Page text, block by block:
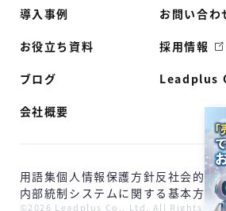
導入事例
お役立ち資料
ブログ
会社概要
お問い合わ
採用情報
Leadplus
©2026 Leadplus Co., Ltd. All Rights
用語集個人情報保護方針反社会的勢
内部統制システムに関する基本方針